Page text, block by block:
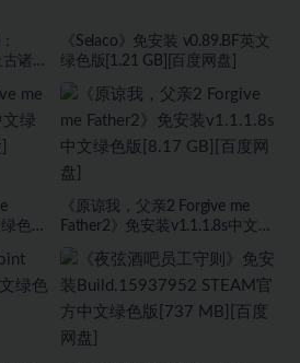
诸神
《Selaco》免安装 v0.89.BF英文
绿色版[1.21 GB][百度网盘]
色版
《原谅我，父亲2 Forgive me
Father2》免安装v1.1.1.8s中文绿